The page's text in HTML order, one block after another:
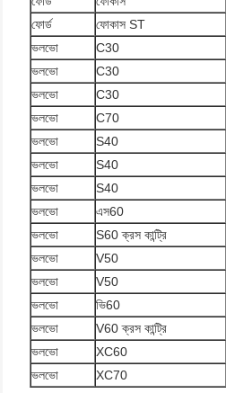
ফোর্ড
ফোকাস ST
ভলভো
C30
ভলভো
C30
ভলভো
C30
ভলভো
C70
ভলভো
S40
ভলভো
S40
ভলভো
S40
ভলভো
এস60
ভলভো
S60 ক্রস কান্ট্রি
ভলভো
V50
ভলভো
V50
ভলভো
ভি60
ভলভো
V60 ক্রস কান্ট্রি
ভলভো
XC60
ভলভো
XC70